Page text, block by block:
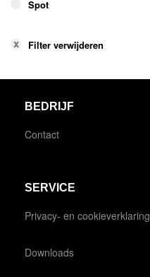
Spot
Filter verwijderen
BEDRIJF
Contact
SERVICE
Privacy- en cookieverklaring
Downloads